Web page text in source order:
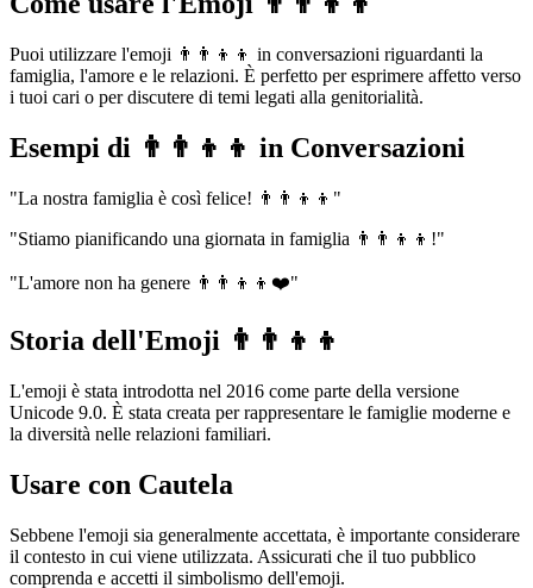
Puoi utilizzare l'emoji 👨‍👨‍👦‍👦 in conversazioni riguardanti la
famiglia, l'amore e le relazioni. È perfetto per esprimere affetto verso
i tuoi cari o per discutere di temi legati alla genitorialità.
Esempi di 👨‍👨‍👦‍👦 in Conversazioni
"La nostra famiglia è così felice! 👨‍👨‍👦‍👦"
"Stiamo pianificando una giornata in famiglia 👨‍👨‍👦‍👦!"
"L'amore non ha genere 👨‍👨‍👦‍👦❤️"
Storia dell'Emoji 👨‍👨‍👦‍👦
L'emoji è stata introdotta nel 2016 come parte della versione
Unicode 9.0. È stata creata per rappresentare le famiglie moderne e
la diversità nelle relazioni familiari.
Usare con Cautela
Sebbene l'emoji sia generalmente accettata, è importante considerare
il contesto in cui viene utilizzata. Assicurati che il tuo pubblico
comprenda e accetti il simbolismo dell'emoji.